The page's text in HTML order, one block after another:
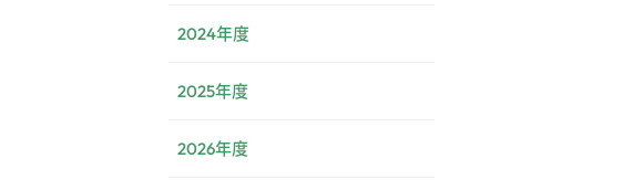
2024年度
2025年度
2026年度